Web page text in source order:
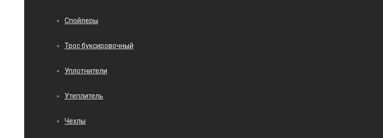
Спойлеры
Трос буксировочный
Уплотнители
Утеплитель
Чехлы